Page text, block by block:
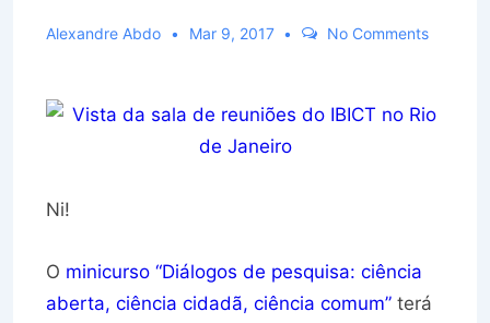
Alexandre Abdo Mar 9, 2017 No Comments
Ni!
O minicurso “Diálogos de pesquisa: ciência
aberta, ciência cidadã, ciência comum” terá